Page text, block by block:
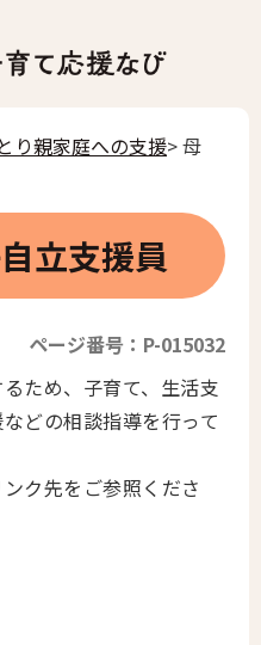
り親家庭への支援> 母
立支援員
ページ番号：P-015032
ため、子育て、生活支
どの相談指導を行って
ク先をご参照くださ